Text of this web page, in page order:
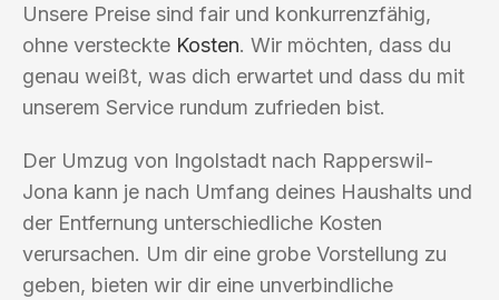
Unsere Preise sind fair und konkurrenzfähig,
ohne versteckte Kosten. Wir möchten, dass du
genau weißt, was dich erwartet und dass du mit
unserem Service rundum zufrieden bist.
Der Umzug von Ingolstadt nach Rapperswil-
Jona kann je nach Umfang deines Haushalts und
der Entfernung unterschiedliche Kosten
verursachen. Um dir eine grobe Vorstellung zu
geben, bieten wir dir eine unverbindliche